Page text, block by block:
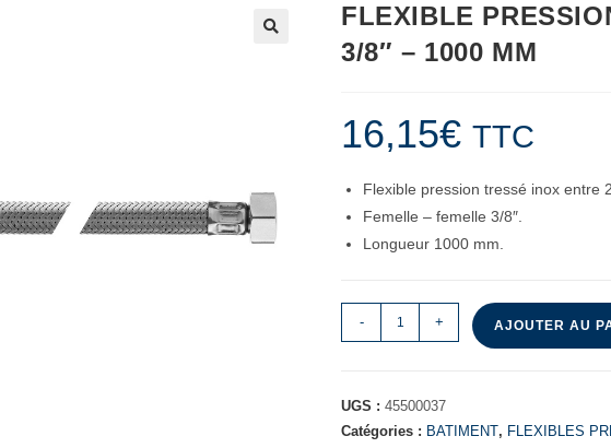
FLEXIBLE
3/8″ – 1000 MM
16,15€ TTC
Flexible pression tressé inox entre
Femelle – femelle 3/8″.
Longueur 1000 mm.
- + AJOUTER AU
UGS :45500037
Catégories : BATIMENT, FLEXIBLES